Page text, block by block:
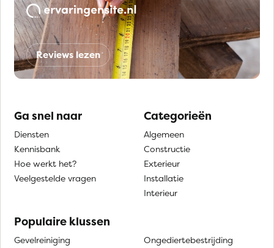
Reviews lezen
Ga snel naar
Diensten
Kennisbank
Hoe werkt het?
Veelgestelde vragen
Categorieën
Algemeen
Constructie
Exterieur
Installatie
Interieur
Populaire klussen
Gevelreiniging
Ongediertebestrijding